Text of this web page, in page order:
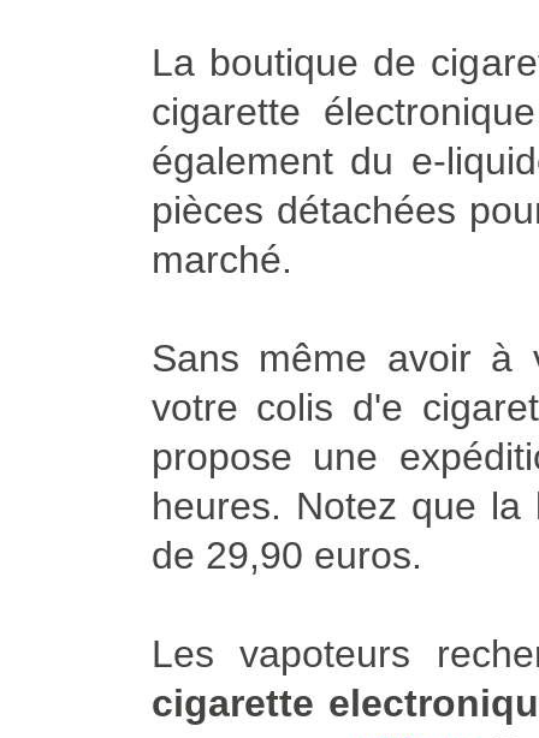
La boutique de
cigarette
également du e-
pièces détachées
marché.
Sans même avoir à
votre colis d'e
propose une
heures. Notez que
de 29,90 euros.
Les vapoteurs
cigarette